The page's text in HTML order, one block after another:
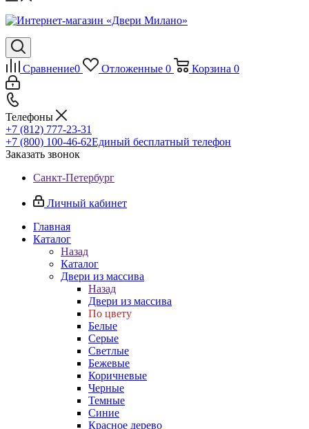
Сравнение0 Отложенные 0 Корзина 0
Телефоны
+7 (812) 777-23-31
+7 (800) 100-46-62Единый бесплатный телефон
Заказать звонок
Санкт-Петербург
Личный кабинет
Главная
Каталог
Назад
Каталог
Двери из массива
Назад
Двери из массива
По цвету
Белые
Серые
Светлые
Бежевые
Коричневые
Черные
Темные
Синие
Красное дерево